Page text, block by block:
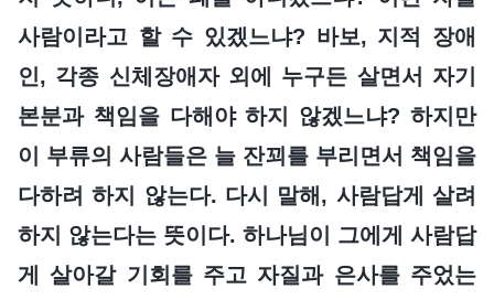
사람이라고 할 수 있겠느냐? 바보, 지적 장애
인, 각종 신체장애자 외에 누구든 살면서 자기
본분과 책임을 다해야 하지 않겠느냐? 하지만
이 부류의 사람들은 늘 잔꾀를 부리면서 책임을
다하려 하지 않는다. 다시 말해, 사람답게 살려
하지 않는다는 뜻이다. 하나님이 그에게 사람답
게 살아갈 기회를 주고 자질과 은사를 주었는